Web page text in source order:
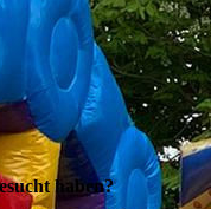
haben?